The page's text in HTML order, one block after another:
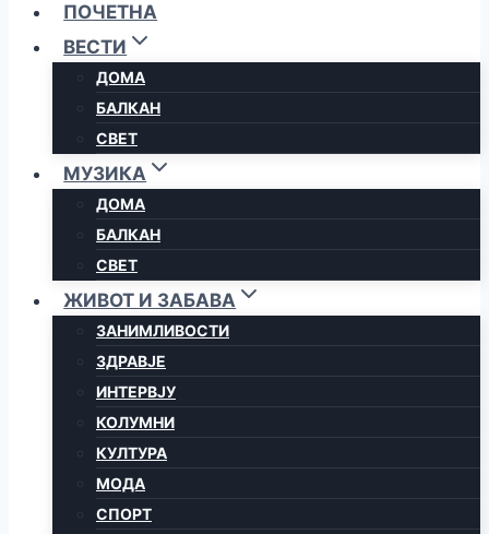
ПОЧЕТНА
ВЕСТИ
ДОМА
БАЛКАН
СВЕТ
МУЗИКА
ДОМА
БАЛКАН
СВЕТ
ЖИВОТ И ЗАБАВА
ЗАНИМЛИВОСТИ
ЗДРАВЈЕ
ИНТЕРВЈУ
КОЛУМНИ
КУЛТУРА
МОДА
СПОРТ